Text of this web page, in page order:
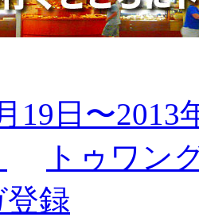
19日〜2013
トゥワン
登録